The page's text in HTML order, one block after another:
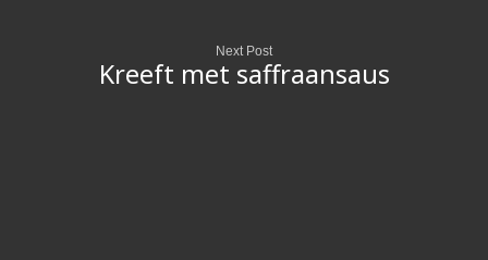
Next Post
Kreeft met saffraansaus